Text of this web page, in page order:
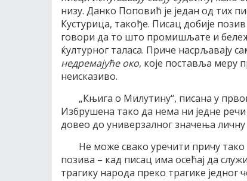
низу. Данко Поповић је један од тих
Кустурица, такође. Писац добије
говори да то што промишљате и
ќултурног таласа. Приче насрљавају
недремајуће око, које поставља меру
неисказиво.
„Књига о Милутину“, писана у
Избрушена тако да нема ни једне
довео до универзалног значења
Не може свако уречити причу тако
позива – кад писац има осећај да
трагику народа преко трагике